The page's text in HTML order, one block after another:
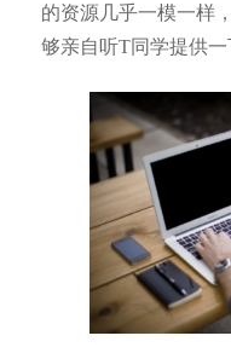
的资源几乎一模一样
够亲自听T同学提供一